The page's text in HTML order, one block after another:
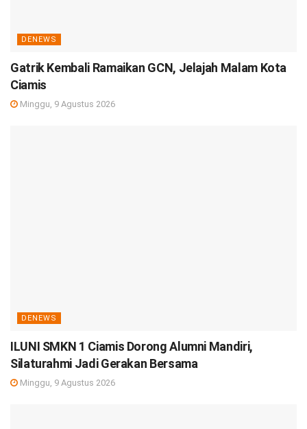
DENEWS
Gatrik Kembali Ramaikan GCN, Jelajah Malam Kota
Ciamis
Minggu, 9 Agustus 2026
DENEWS
ILUNI SMKN 1 Ciamis Dorong Alumni Mandiri,
Silaturahmi Jadi Gerakan Bersama
Minggu, 9 Agustus 2026